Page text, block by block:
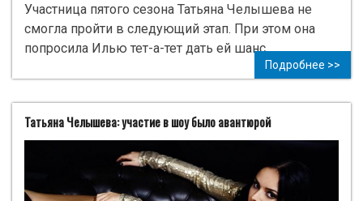
Участница пятого сезона Татьяна Челышева не
смогла пройти в следующий этап. При этом она
попросила Илью тет-а-тет дать ей шанс.
Подробнее >>
Татьяна Челышева: участие в шоу было авантюрой